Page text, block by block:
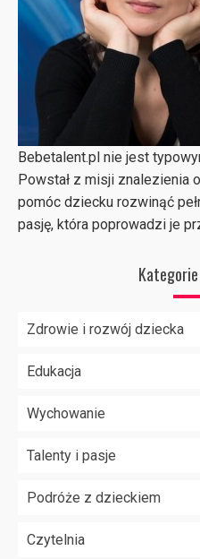
Bebetalent.pl nie jest
Powstał z misji znalezienia
pomóc dziecku rozwinąć
pasję, która poprowadzi je
Zdrowie i rozwój dziecka
Edukacja
Wychowanie
Talenty i pasje
Podróże z dzieckiem
Czytelnia